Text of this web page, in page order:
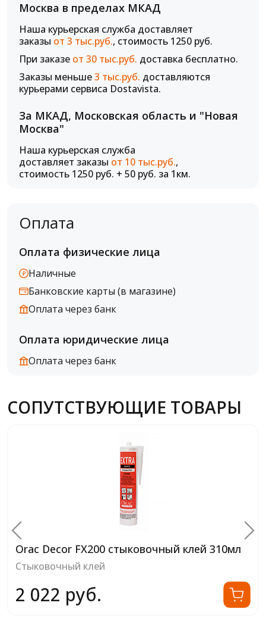
Москва в пределах МКАД
Наша курьерская служба доставляет
заказы от 3 тыс.руб., стоимость 1250 руб.
При заказе от 30 тыс.руб. доставка бесплатно.
Заказы меньше3 тыс.руб. доставляются
курьерами сервиса Dostavista.
За МКАД, Московская область и "Новая
Москва"
Наша курьерская служба
доставляет заказы от 10 тыс.руб.,
стоимость 1250 руб. + 50 руб. за 1км.
Оплата
Оплата физические лица
Наличные
Банковские карты (в магазине)
Оплата через банк
Оплата юридические лица
Оплата через банк
СОПУТСТВУЮЩИЕ ТОВАРЫ
Orac Decor FX200 стыковочный клей 310мл
Стыковочный клей
2 022 руб.